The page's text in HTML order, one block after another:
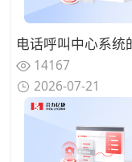
14167
2026-07-21